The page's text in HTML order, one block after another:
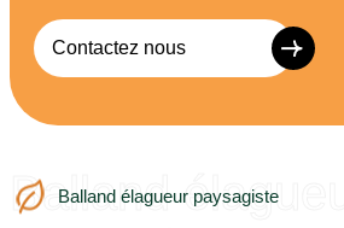
Contactez nous
Balland élagueur paysagiste
Balland élagueur